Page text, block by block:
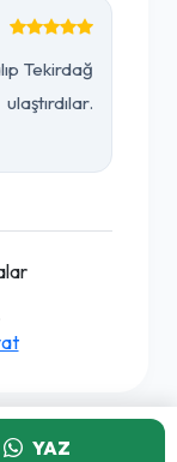
Tekirdağ
YAZ